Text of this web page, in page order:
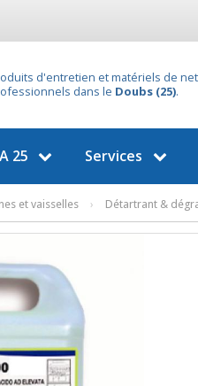
d'entretien et matériels de
dans le Doubs (25).
25 Services
et vaisselles › Détartrant &